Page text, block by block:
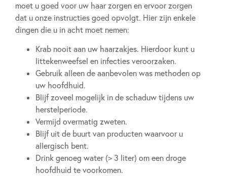
moet u goed voor uw haar zorgen en ervoor zorgen
dat u onze instructies goed opvolgt. Hier zijn enkele
dingen die u in acht moet nemen:
Krab nooit aan uw haarzakjes. Hierdoor kunt u
littekenweefsel en infecties veroorzaken.
Gebruik alleen de aanbevolen was methoden op
uw hoofdhuid.
Blijf zoveel mogelijk in de schaduw tijdens uw
herstelperiode.
Vermijd overmatig zweten.
Blijf uit de buurt van producten waarvoor u
allergisch bent.
Drink genoeg water (> 3 liter) om een droge
hoofdhuid te voorkomen.